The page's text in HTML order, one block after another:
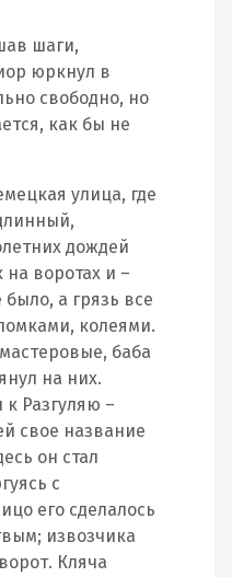
шаги,
юркнул в
свободно, но
как бы не
улица, где
дождей
на воротах и –
а грязь все
колеями.
баба
на них.
Разгуляю –
свое название
он стал
с
его сделалось
извозчика
Кляча